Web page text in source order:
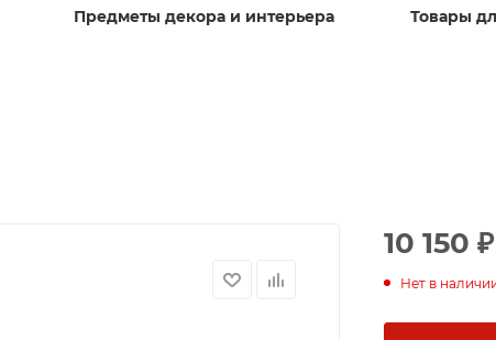
Предметы декора и интерьера Товары
10 150 ₽
Нет в